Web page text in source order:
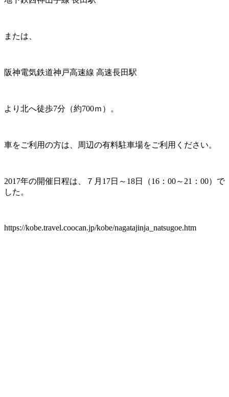
または、
阪神電気鉄道神戸高速線 高速長田駅
より北へ徒歩7分（約700ｍ）。
車をご利用の方は、周辺の有料駐車場をご利用ください。
2017年の開催日程は、７月17日～18日（16：00～21：00）で
した。
https://kobe.travel.coocan.jp/kobe/nagatajinja_natsugoe.htm